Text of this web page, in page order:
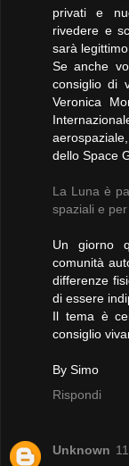
privati e
rivedere e
sarà
Se anche
consiglio di
Veronica
dello Space
La Luna è
spaziali e
Un giorno
comunità
differenze
di essere
Il tema è
consiglio
By Simo
Rispondi
Unknown